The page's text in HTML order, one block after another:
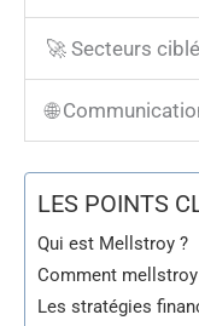
🚀 Secteurs
🌐
LES POINTS
Qui est Mellstroy ?
Comment
Les stratégies